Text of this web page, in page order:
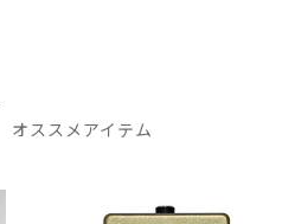
オススメアイテム